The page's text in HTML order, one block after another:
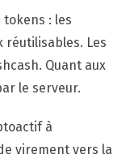
tokens : les
réutilisables. Les
Quant aux
le serveur.
à
virement vers la